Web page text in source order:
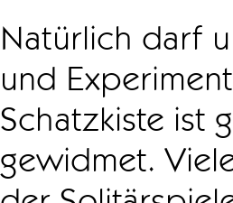
Natürlich darf
und
Schatzkiste ist
gewidmet.